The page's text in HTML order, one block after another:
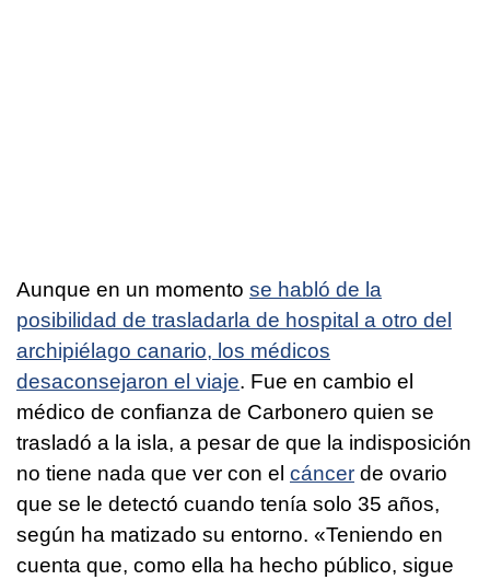
Aunque en un momento se habló de la
posibilidad de trasladarla de hospital a otro del
archipiélago canario, los médicos
desaconsejaron el viaje. Fue en cambio el
médico de confianza de Carbonero quien se
trasladó a la isla, a pesar de que la indisposición
no tiene nada que ver con el cáncer de ovario
que se le detectó cuando tenía solo 35 años,
según ha matizado su entorno. «Teniendo en
cuenta que, como ella ha hecho público, sigue